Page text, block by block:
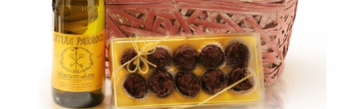
Energia 1.156Kj/272Kcal - Grassi 0,2gdi cui acidi grassi
saturi 0,1g - Carboidrati 66,3g di cui zuccheri 62,7g - Proteine
0,2g - Sale 0,23g.
Giardiniera in agrodolce FIESCHI 550g -